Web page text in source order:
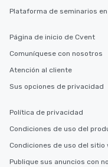
Plataforma de seminarios en
Página de inicio de Cvent
Comuníquese con nosotros
Atención al cliente
Sus opciones de privacidad
Política de privacidad
Condiciones de uso del
Condiciones de uso del sitio
Publique sus anuncios con